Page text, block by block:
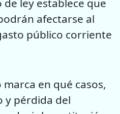
de ley establece que
afectarse al
público corriente
en qué casos,
y pérdida del